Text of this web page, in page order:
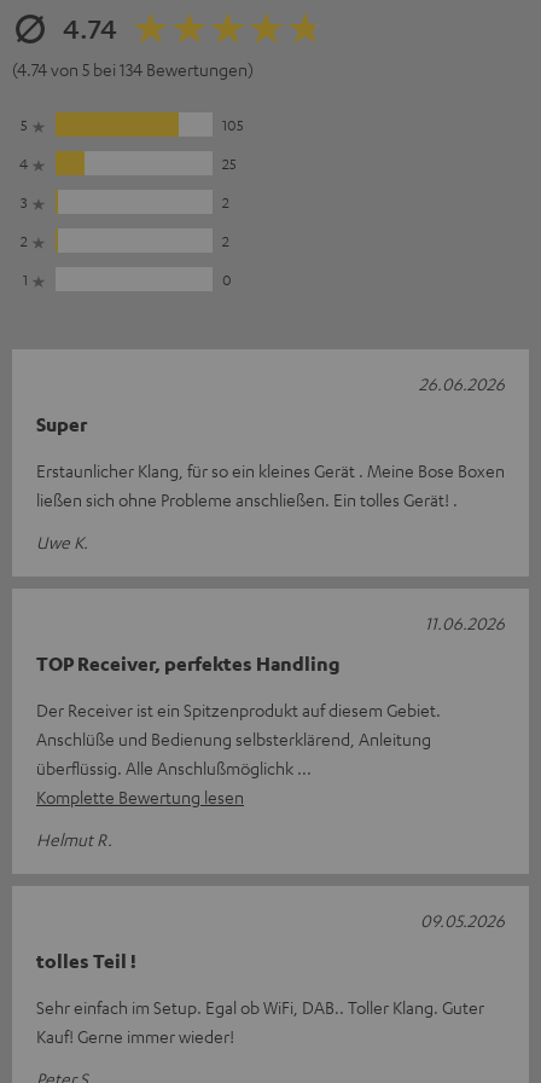
4.74
(4.74 von 5 bei 134 Bewertungen)
5
105
4
25
3
2
2
2
1
0
Super
Erstaunlicher Klang, für so ein kleines Gerät . Meine Bose Boxen
ließen sich ohne Probleme anschließen. Ein tolles Gerät! .
Uwe K.
26.06.2026
TOP Receiver, perfektes Handling
Der Receiver ist ein Spitzenprodukt auf diesem Gebiet.
Anschlüße und Bedienung selbsterklärend, Anleitung
überflüssig. Alle Anschlußmöglichk
Komplette Bewertung lesen
Helmut R.
11.06.2026
tolles Teil !
Sehr einfach im Setup. Egal ob WiFi, DAB.. Toller Klang. Guter
Kauf! Gerne immer wieder!
Peter S.
09.05.2026